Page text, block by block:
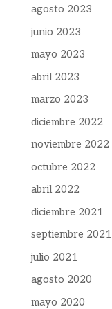
agosto 2023
junio 2023
mayo 2023
abril 2023
marzo 2023
diciembre 2022
noviembre 2022
octubre 2022
abril 2022
diciembre 2021
septiembre 2021
julio 2021
agosto 2020
mayo 2020